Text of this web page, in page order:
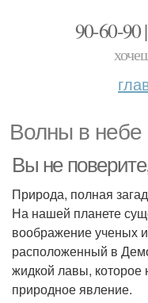
90-60-
Волны в небе
Вы не
Природа, полная
На нашей планете
воображение ученых
расположенный в
жидкой лавы, которое
природное явление.